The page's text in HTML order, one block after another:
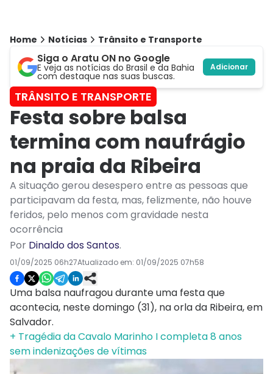
Home Notícias Trânsito e Transporte
Siga o Aratu ON no Google
E veja as notícias do Brasil e da Bahia
com destaque nas suas buscas.
Adicionar
TRÂNSITO E TRANSPORTE
Festa sobre balsa
termina com naufrágio
na praia da Ribeira
A situação gerou desespero entre as pessoas que
participavam da festa, mas, felizmente, não houve
feridos, pelo menos com gravidade nesta
ocorrência
Por Dinaldo dos Santos.
01/09/2025 06h27Atualizado em: 01/09/2025 07h58
Uma balsa naufragou durante uma festa que
acontecia, neste domingo (31), na orla da Ribeira, em
Salvador.
+ Tragédia da Cavalo Marinho I completa 8 anos
sem indenizações de vítimas